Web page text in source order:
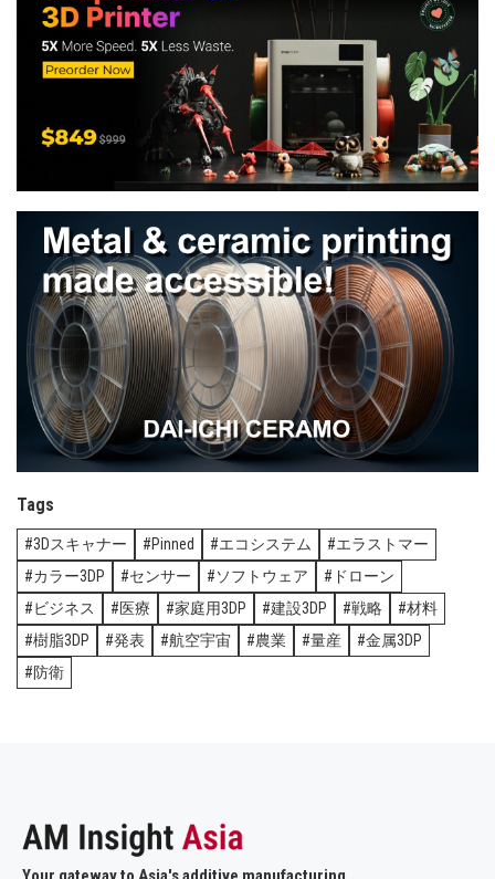
Tags
3Dスキャナー Pinned エコシステム
エラストマー
カラー3DP
センサー ソフトウェア
ドローン
ビジネス
医療 家庭用3DP 建設3DP 戦略
材料
樹脂3DP
発表 航空宇宙 農業 量産
金属3DP
防衛